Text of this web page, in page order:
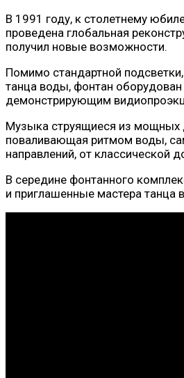
В 1991 году, к столетнему
проведена глобальная
получил новые возможности.
Помимо стандартной
танца воды, фонтан
демонстрирующим
Музыка струящиеся из мощных
поваливающая ритмом воды,
направлений, от классической
В середине фонтанного
и приглашенные мастера танца